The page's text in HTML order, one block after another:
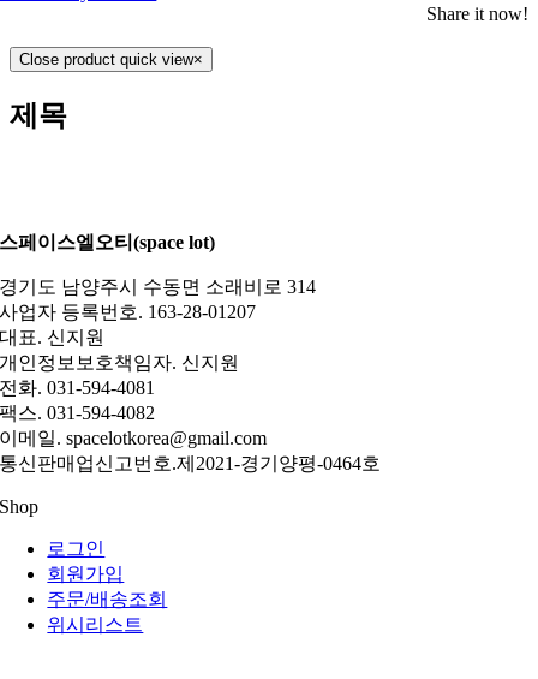
Share it now!
Close product quick view×
제목
스페이스엘오티(space lot)
경기도 남양주시 수동면 소래비로 314
사업자 등록번호. 163-28-01207
대표. 신지원
개인정보보호책임자. 신지원
전화. 031-594-4081
팩스. 031-594-4082
이메일. spacelotkorea@gmail.com
통신판매업신고번호.제2021-경기양평-0464호
Shop
로그인
회원가입
주문/배송조회
위시리스트